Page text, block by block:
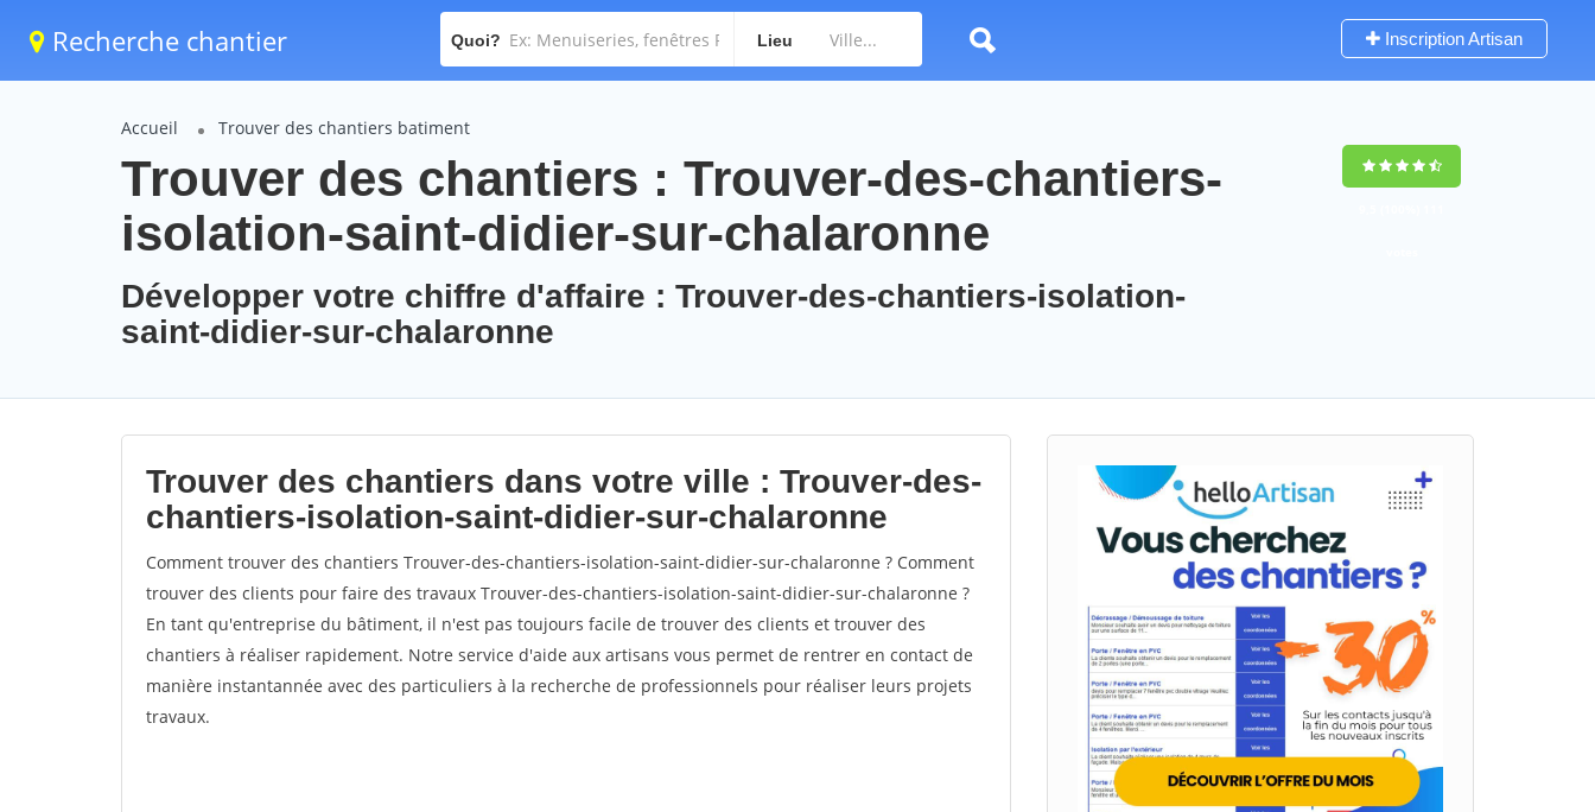
Recherche chantier Quoi? Lieu Inscription Artisan
Accueil Trouver des chantiers batiment
Trouver des chantiers : Trouver-des-chantiers-
isolation-saint-didier-sur-chalaronne
Développer votre chiffre d'affaire : Trouver-des-chantiers-isolation-
saint-didier-sur-chalaronne
Trouver des chantiers dans votre ville : Trouver-des-
chantiers-isolation-saint-didier-sur-chalaronne
Comment trouver des chantiers Trouver-des-chantiers-isolation-saint-didier-sur-chalaronne ? Comment
trouver des clients pour faire des travaux Trouver-des-chantiers-isolation-saint-didier-sur-chalaronne ?
En tant qu'entreprise du bâtiment, il n'est pas toujours facile de trouver des clients et trouver des
chantiers à réaliser rapidement. Notre service d'aide aux artisans vous permet de rentrer en contact de
manière instantannée avec des particuliers à la recherche de professionnels pour réaliser leurs projets
travaux.